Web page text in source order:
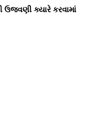
ઉજવણી ક્યારે કરવામાં